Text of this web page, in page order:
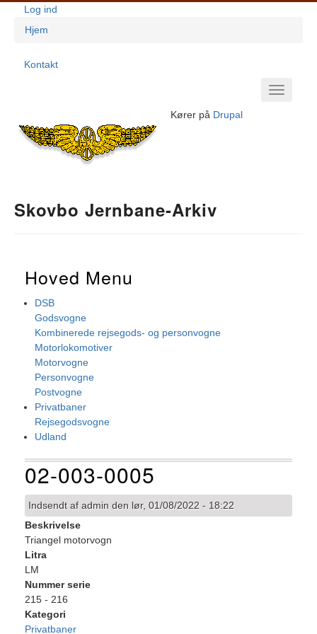
hovedindhold
Brugerkontomenu
Log ind
Brødkrumme
Hjem
Kontakt
Navigation
Skovbo Jernbane-Arkiv
Kører på Drupal
Hoved Menu
DSB
Godsvogne
Kombinerede rejsegods- og personvogne
Motorlokomotiver
Motorvogne
Personvogne
Postvogne
Privatbaner
Rejsegodsvogne
Udland
02-003-0005
Indsendt afadmin den lør, 01/08/2022 - 18:22
Beskrivelse
Triangel motorvogn
Litra
LM
Nummer serie
215 - 216
Kategori
Privatbaner